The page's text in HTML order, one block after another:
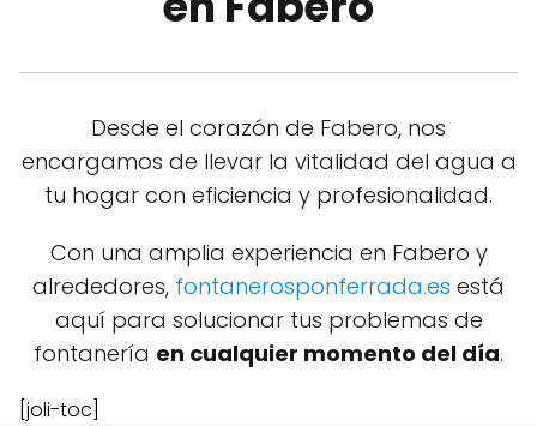
Desde el corazón de Fabero, nos
encargamos de llevar la vitalidad del agua a
tu hogar con eficiencia y profesionalidad.
Con una amplia experiencia en Fabero y
alrededores, fontanerosponferrada.es está
aquí para solucionar tus problemas de
fontanería en cualquier momento del día.
[joli-toc]